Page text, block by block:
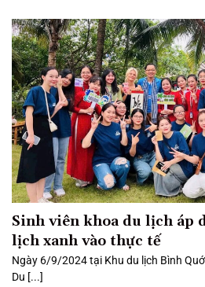
Sinh viên khoa du lịch áp
lịch xanh vào thực tế
Ngày 6/9/2024 tại Khu du lịch Bình
Du [...]